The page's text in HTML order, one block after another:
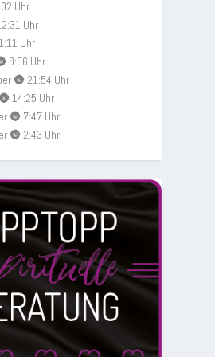
Uhr
Uhr
Uhr
8:06 Uhr
🌚 21:54 Uhr
14:25 Uhr
🌚 7:47 Uhr
🌚 2:43 Uhr